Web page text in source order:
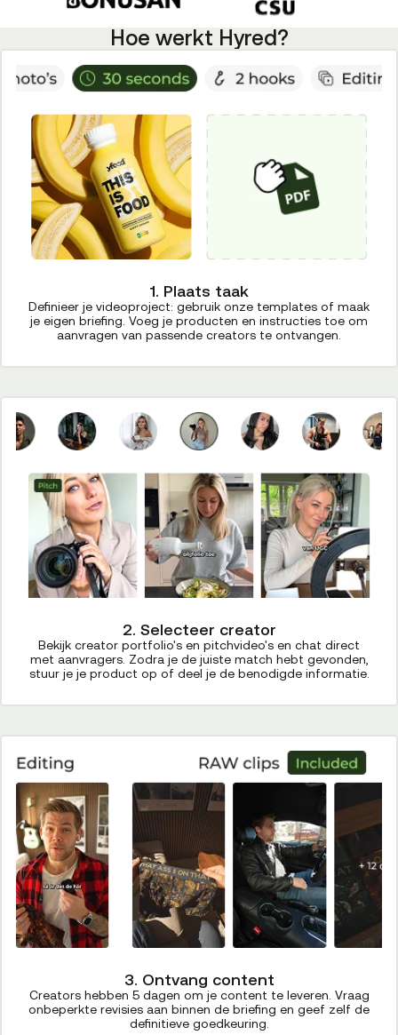
Hoe werkt Hyred?
1. Plaats taak
Definieer je videoproject: gebruik onze templates of maak
je eigen briefing. Voeg je producten en instructies toe om
aanvragen van passende creators te ontvangen.
2. Selecteer creator
Bekijk creator portfolio's en pitchvideo's en chat direct
met aanvragers. Zodra je de juiste match hebt gevonden,
stuur je je product op of deel je de benodigde informatie.
3. Ontvang content
Creators hebben 5 dagen om je content te leveren. Vraag
onbeperkte revisies aan binnen de briefing en geef zelf de
definitieve goedkeuring.